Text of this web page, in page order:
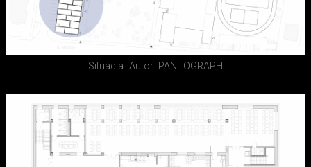
Situácia Autor: PANTOGRAPH